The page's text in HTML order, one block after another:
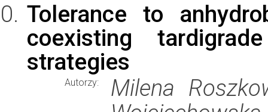
Tolerance to
coexisting
strategies
Autorzy:
Milena